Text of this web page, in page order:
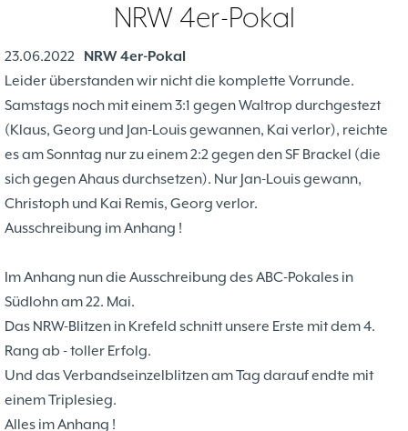
Landesebene 10
2. Mannschaft
1. Mannschaft
29.07 Mannschaften
Stadtmeisterschaften
Ehrenamtliche Helfer
NRW 4er-Pokal
23.06.2022
NRW 4er-Pokal
Leider überstanden wir nicht die komplette Vorrunde.
Samstags noch mit einem 3:1 gegen Waltrop durchgestezt
(Klaus, Georg und Jan-Louis gewannen, Kai verlor), reichte
es am Sonntag nur zu einem 2:2 gegen den SF Brackel (die
sich gegen Ahaus durchsetzen). Nur Jan-Louis gewann,
Christoph und Kai Remis, Georg verlor.
Ausschreibung im Anhang !
Im Anhang nun die Ausschreibung des ABC-Pokales in
Südlohn am 22. Mai.
Das NRW-Blitzen in Krefeld schnitt unsere Erste mit dem 4.
Rang ab - toller Erfolg.
Und das Verbandseinzelblitzen am Tag darauf endte mit
einem Triplesieg.
Alles im Anhang !